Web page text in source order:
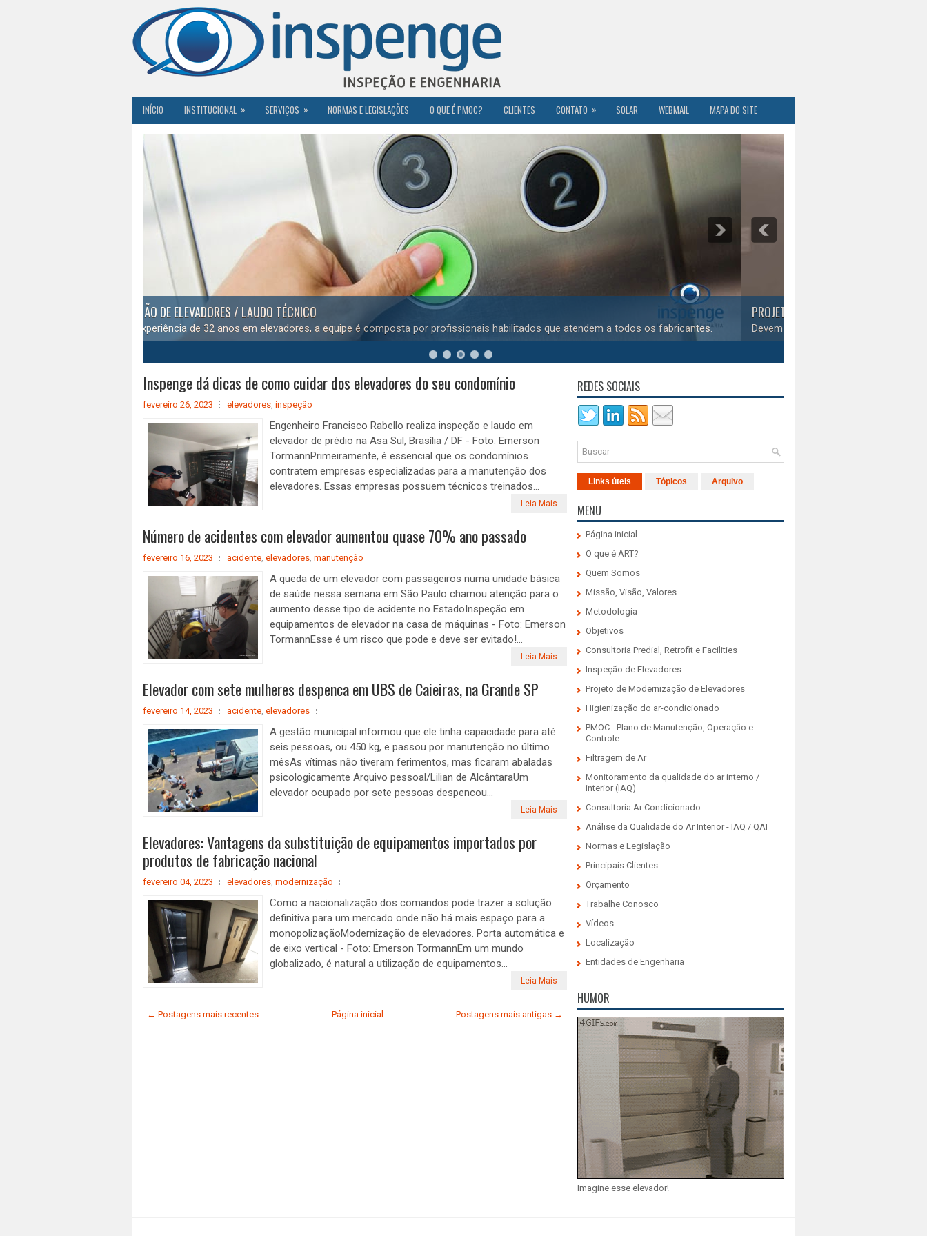
INÍCIO INSTITUCIONAL » SERVIÇOS » NORMAS E LEGISLAÇÕES O QUE É PMOC? CLIENTES CONTATO » SOLAR WEBMAIL MAPA DO SITE
PROJETO DE MODERNIZAÇÃO DE ELEVADORES
Devem se adequar às normas técnicas de segurança e de acessibilidade vigentes para aumentar o desempenho.
Inspenge dá dicas de como cuidar dos elevadores do seu condomínio
fevereiro 26, 2023 elevadores, inspeção
Engenheiro Francisco Rabello realiza inspeção e laudo em
elevador de prédio na Asa Sul, Brasília / DF - Foto: Emerson
TormannPrimeiramente, é essencial que os condomínios
contratem empresas especializadas para a manutenção dos
elevadores. Essas empresas possuem técnicos treinados...
Leia Mais
Número de acidentes com elevador aumentou quase 70% ano passado
fevereiro 16, 2023 acidente, elevadores, manutenção
A queda de um elevador com passageiros numa unidade básica
de saúde nessa semana em São Paulo chamou atenção para o
aumento desse tipo de acidente no EstadoInspeção em
equipamentos de elevador na casa de máquinas - Foto: Emerson
TormannEsse é um risco que pode e deve ser evitado!...
Leia Mais
Elevador com sete mulheres despenca em UBS de Caieiras, na Grande SP
fevereiro 14, 2023 acidente, elevadores
A gestão municipal informou que ele tinha capacidade para até
seis pessoas, ou 450 kg, e passou por manutenção no último
mêsAs vítimas não tiveram ferimentos, mas ficaram abaladas
psicologicamente Arquivo pessoal/Lilian de AlcântaraUm
elevador ocupado por sete pessoas despencou...
Leia Mais
Elevadores: Vantagens da substituição de equipamentos importados por
produtos de fabricação nacional
fevereiro 04, 2023 elevadores, modernização
Como a nacionalização dos comandos pode trazer a solução
definitiva para um mercado onde não há mais espaço para a
monopolizaçãoModernização de elevadores. Porta automática e
de eixo vertical - Foto: Emerson TormannEm um mundo
globalizado, é natural a utilização de equipamentos...
Leia Mais
← Postagens mais recentes Postagens mais antigas →
Página inicial
REDES SOCIAIS
Links úteis Tópicos Arquivo
MENU
Página inicial
O que é ART?
Quem Somos
Missão, Visão, Valores
Metodologia
Objetivos
Consultoria Predial, Retrofit e Facilities
Inspeção de Elevadores
Projeto de Modernização de Elevadores
Higienização do ar-condicionado
PMOC - Plano de Manutenção, Operação e
Controle
Filtragem de Ar
Monitoramento da qualidade do ar interno /
interior (IAQ)
Consultoria Ar Condicionado
Análise da Qualidade do Ar Interior - IAQ / QAI
Normas e Legislação
Principais Clientes
Orçamento
Trabalhe Conosco
Vídeos
Localização
Entidades de Engenharia
HUMOR
Imagine esse elevador!